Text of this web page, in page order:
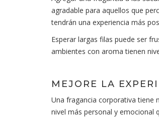
agradable para aquellos que
tendrán una experiencia más
Esperar largas filas puede ser
ambientes con aroma tienen
MEJORE LA
Una fragancia corporativa tiene
nivel más personal y emocional